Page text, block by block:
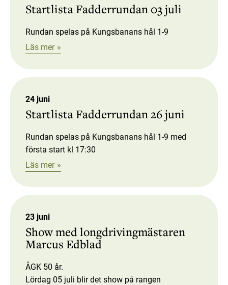
Startlista Fadderrundan 03 juli
Rundan spelas på Kungsbanans hål 1-9
Läs mer
24 juni
Startlista Fadderrundan 26 juni
Rundan spelas på Kungsbanans hål 1-9 med
första start kl 17:30
Läs mer
23 juni
Show med longdrivingmästaren
Marcus Edblad
ÅGK 50 år.
Lördag 05 juli blir det show på rangen